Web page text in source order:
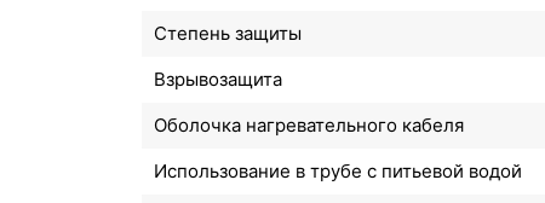
Степень защиты
Взрывозащита
Оболочка нагревательного кабеля
Использование в трубе с питьевой водой